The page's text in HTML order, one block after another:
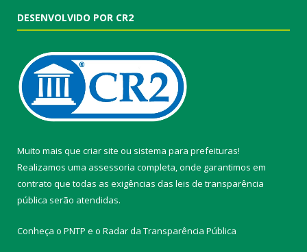
DESENVOLVIDO POR CR2
Muito mais que criar site ou sistema para prefeituras!
Realizamos uma assessoria completa, onde garantimos em
contrato que todas as exigências das leis de transparência
pública serão atendidas.
Conheça o PNTP e o Radar da Transparência Pública